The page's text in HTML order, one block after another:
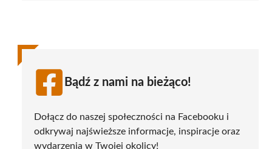
Bądź z nami na bieżąco!
Dołącz do naszej społeczności na Facebooku i
odkrywaj najświeższe informacje, inspiracje oraz
wydarzenia w Twojej okolicy!